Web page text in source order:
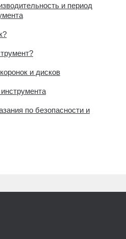
и период
и дисков
по безопасности и